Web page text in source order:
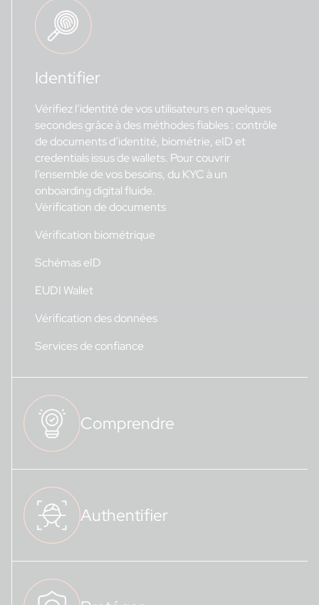
Identifier
Vérifiez l’identité de vos utilisateurs en quelques
secondes grâce à des méthodes fiables : contrôle
de documents d’identité, biométrie, eID et
credentials issus de wallets. Pour couvrir
l’ensemble de vos besoins, du KYC à un
onboarding digital fluide.
Vérification de documents
Vérification biométrique
Schémas eID
EUDI Wallet
Vérification des données
Services de confiance
Comprendre
Authentifier